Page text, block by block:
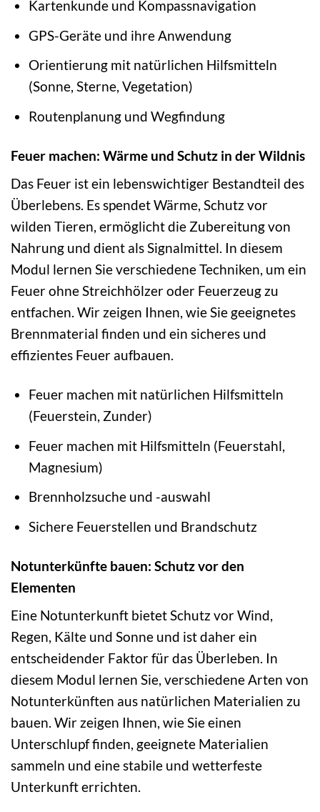
Kartenkunde und Kompassnavigation
GPS-Geräte und ihre Anwendung
Orientierung mit natürlichen Hilfsmitteln
(Sonne, Sterne, Vegetation)
Routenplanung und Wegfindung
Feuer machen: Wärme und Schutz in der Wildnis
Das Feuer ist ein lebenswichtiger Bestandteil des
Überlebens. Es spendet Wärme, Schutz vor
wilden Tieren, ermöglicht die Zubereitung von
Nahrung und dient als Signalmittel. In diesem
Modul lernen Sie verschiedene Techniken, um ein
Feuer ohne Streichhölzer oder Feuerzeug zu
entfachen. Wir zeigen Ihnen, wie Sie geeignetes
Brennmaterial finden und ein sicheres und
effizientes Feuer aufbauen.
Feuer machen mit natürlichen Hilfsmitteln
(Feuerstein, Zunder)
Feuer machen mit Hilfsmitteln (Feuerstahl,
Magnesium)
Brennholzsuche und -auswahl
Sichere Feuerstellen und Brandschutz
Notunterkünfte bauen: Schutz vor den
Elementen
Eine Notunterkunft bietet Schutz vor Wind,
Regen, Kälte und Sonne und ist daher ein
entscheidender Faktor für das Überleben. In
diesem Modul lernen Sie, verschiedene Arten von
Notunterkünften aus natürlichen Materialien zu
bauen. Wir zeigen Ihnen, wie Sie einen
Unterschlupf finden, geeignete Materialien
sammeln und eine stabile und wetterfeste
Unterkunft errichten.